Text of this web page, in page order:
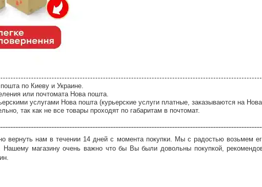
по Киеву и Украине.
или почтомата Нова пошта.
услугами Нова пошта (курьерские услуги платные, заказываются на
так как не все товары проходят по габаритам в почтомат.
вернуть нам в течении 14 дней с момента покупки. Мы с радостью возьмем
Нашему магазину очень важно что бы Вы были довольны покупкой,